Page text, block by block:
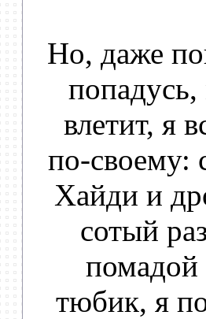
Но, даже
влетит, я
по-своему:
Хайди и
сотый
помадой
тюбик, я